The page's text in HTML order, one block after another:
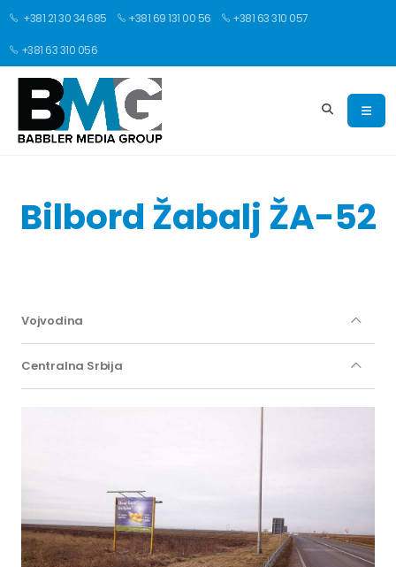
+381 21 30 34 685 +381 69 131 00 56 +381 63 310 057
+381 63 310 056
Bilbord Žabalj ŽA-52
Vojvodina
Centralna Srbija